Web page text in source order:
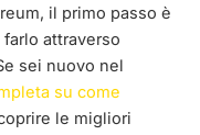
il primo passo è
attraverso
sei nuovo nel
su come
le migliori